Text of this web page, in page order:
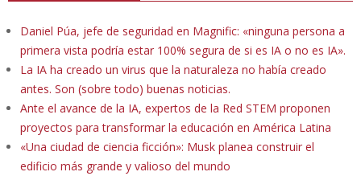
Daniel Púa, jefe de seguridad en Magnific: «ninguna persona a
primera vista podría estar 100% segura de si es IA o no es IA».
La IA ha creado un virus que la naturaleza no había creado
antes. Son (sobre todo) buenas noticias.
Ante el avance de la IA, expertos de la Red STEM proponen
proyectos para transformar la educación en América Latina
«Una ciudad de ciencia ficción»: Musk planea construir el
edificio más grande y valioso del mundo